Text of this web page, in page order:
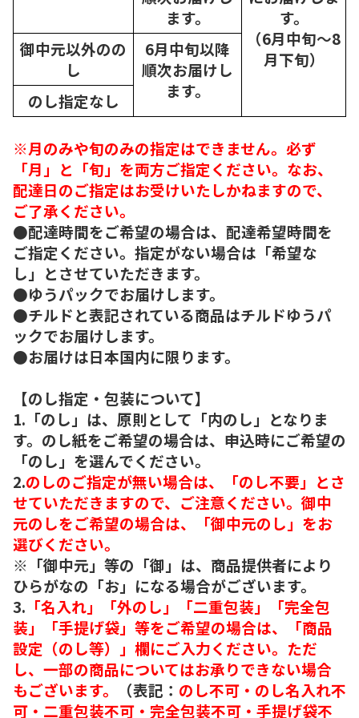
ます。
す。
（6月中旬～8
月下旬）
御中元以外のの
し
6月中旬以降
順次お届けし
ます。
のし指定なし
※月のみや旬のみの指定はできません。必ず
「月」と「旬」を両方ご指定ください。なお、
配達日のご指定はお受けいたしかねますので、
ご了承ください。
●配達時間をご希望の場合は、配達希望時間を
ご指定ください。指定がない場合は「希望な
し」とさせていただきます。
●ゆうパックでお届けします。
●チルドと表記されている商品はチルドゆうパ
ックでお届けします。
●お届けは日本国内に限ります。
【のし指定・包装について】
1.「のし」は、原則として「内のし」となりま
す。のし紙をご希望の場合は、申込時にご希望の
「のし」を選んでください。
2.のしのご指定が無い場合は、「のし不要」とさ
せていただきますので、ご注意ください。御中
元のしをご希望の場合は、「御中元のし」をお
選びください。
※「御中元」等の「御」は、商品提供者により
ひらがなの「お」になる場合がございます。
3. 「名入れ」「外のし」「二重包装」「完全包
装」「手提げ袋」等をご希望の場合は、「商品
設定（のし等）」欄にご入力ください。ただ
し、一部の商品についてはお承りできない場合
もございます。
（表記： のし不可・のし名入れ不
可・二重包装不可・完全包装不可・手提げ袋不